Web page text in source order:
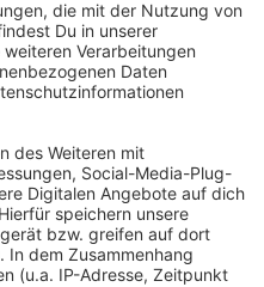
sichergestellt, berichtet